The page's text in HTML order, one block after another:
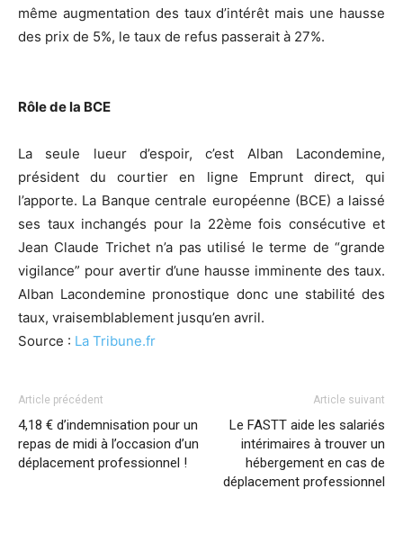
même augmentation des taux d’intérêt mais une hausse
des prix de 5%, le taux de refus passerait à 27%.
Rôle de la BCE
La seule lueur d’espoir, c’est Alban Lacondemine,
président du courtier en ligne Emprunt direct, qui
l’apporte. La Banque centrale européenne (BCE) a laissé
ses taux inchangés pour la 22ème fois consécutive et
Jean Claude Trichet n’a pas utilisé le terme de “grande
vigilance” pour avertir d’une hausse imminente des taux.
Alban Lacondemine pronostique donc une stabilité des
taux, vraisemblablement jusqu’en avril.
Source : La Tribune.fr
Article précédent
4,18 € d’indemnisation pour un
repas de midi à l’occasion d’un
déplacement professionnel !
Article suivant
Le FASTT aide les salariés
intérimaires à trouver un
hébergement en cas de
déplacement professionnel